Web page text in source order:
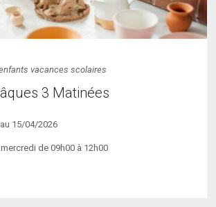
vacances scolaires
3 Matinées
15/04/2026
de 09h00 à 12h00